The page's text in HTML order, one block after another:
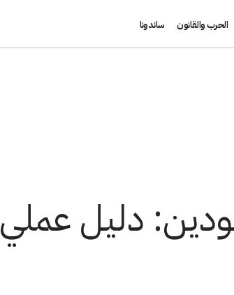
الحرب والقانون ساندونا
دليل عملي